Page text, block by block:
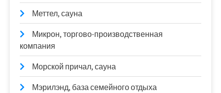
Меттел, сауна
Микрон, торгово-производственная
компания
Морской причал, сауна
Мэрилэнд, база семейного отдыха